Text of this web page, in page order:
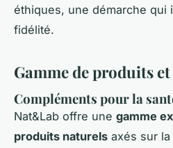
éthiques, une démarche qui
fidélité.
Gamme de produits
Compléments pour la
Nat&Lab offre une gamme
produits naturels axés sur